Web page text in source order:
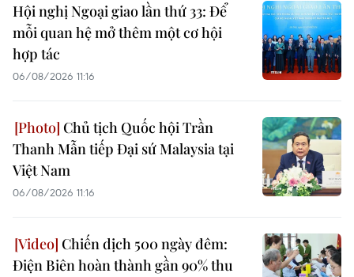
Hội nghị Ngoại giao lần thứ 33: Để
mỗi quan hệ mở thêm một cơ hội
hợp tác
06/08/2026 11:16
Chủ tịch Quốc hội Trần
Thanh Mẫn tiếp Đại sứ Malaysia tại
Việt Nam
06/08/2026 11:16
Chiến dịch 500 ngày đêm:
Điện Biên hoàn thành gần 90% thu